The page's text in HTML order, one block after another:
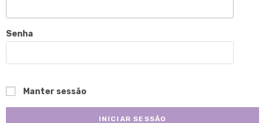
Senha
Manter sessão